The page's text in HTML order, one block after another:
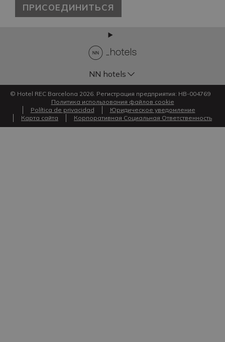
ПРИСОЕДИНИТЬСЯ
NN hotels
© Hotel REC Barcelona 2026. Регистрация предприятия: HB-004769
Политика использования файлов cookie
Política de privacidad
Юридическое уведомление
Карта сайта
Корпоративная Социальная Ответственность